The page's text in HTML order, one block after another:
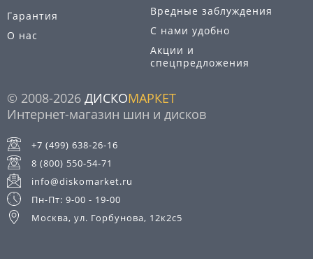
Гарантия
О нас
Вредные заблуждения
С нами удобно
Акции и
спецпредложения
© 2008-2026 ДИСКОМАРКЕТ
Интернет-магазин шин и дисков
+7 (499) 638-26-16
8 (800) 550-54-71
info@diskomarket.ru
Пн-Пт: 9-00 - 19-00
Москва, ул. Горбунова, 12к2с5